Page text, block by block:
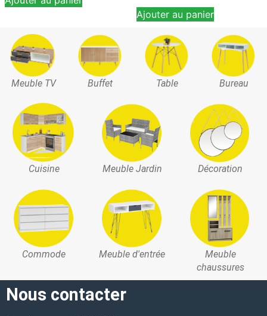
Ajouter au panier
Meuble TV Buffet Table Bureau
Cuisine Meuble Jardin Décoration
Commode Meuble d'entrée
Meuble
chaussures
Nous contacter